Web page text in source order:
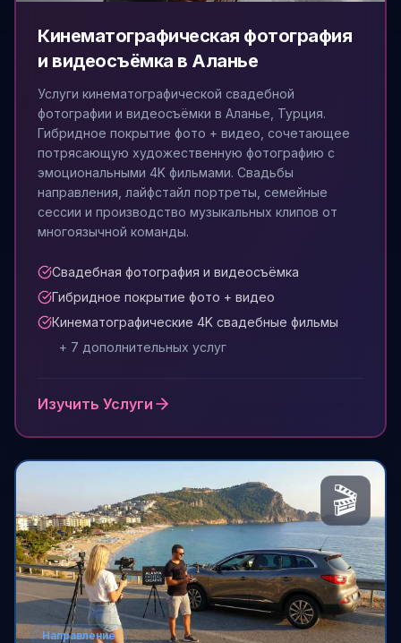
Кинематографическая фотография
и видеосъёмка в Аланье
Услуги кинематографической свадебной
фотографии и видеосъёмки в Аланье, Турция.
Гибридное покрытие фото + видео, сочетающее
потрясающую художественную фотографию с
эмоциональными 4K фильмами. Свадьбы
направления, лайфстайл портреты, семейные
сессии и производство музыкальных клипов от
многоязычной команды.
Свадебная фотография и видеосъёмка
Гибридное покрытие фото + видео
Кинематографические 4K свадебные фильмы
+ 7 дополнительных услуг
Изучить Услуги
🎬
Направление